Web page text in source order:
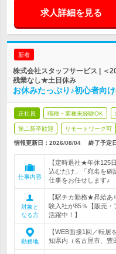
求人詳細を見る
新着
株式会社スタッフサービス | ＜
残業なし★土日休み
お休みたっぷり♪初心者向
正社員 職種・業種未経験OK
第二新卒歓迎 リモートワーク可
情報更新日：2026/08/04 終了予定
仕事内容
【定時退社★年休125
込むだけ」「宛名を確
仕事をお任せします♪
対象と
なる方
【駅チカ勤務★昇給あ
験入社が85％【販売
活躍中！】
勤務地
【WEB面接1回／転
知県内（名古屋市、